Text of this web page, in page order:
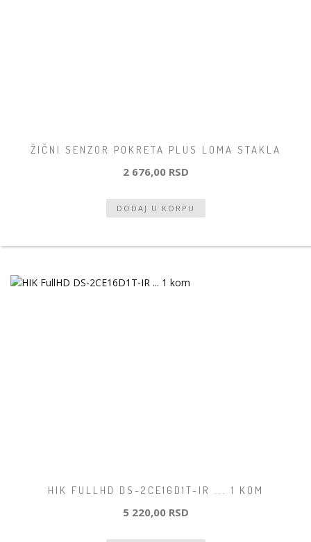
ŽIČNI SENZOR POKRETA PLUS LOMA STAKLA
2 676,00 RSD
HIK FULLHD DS-2CE16D1T-IR ... 1 KOM
5 220,00 RSD